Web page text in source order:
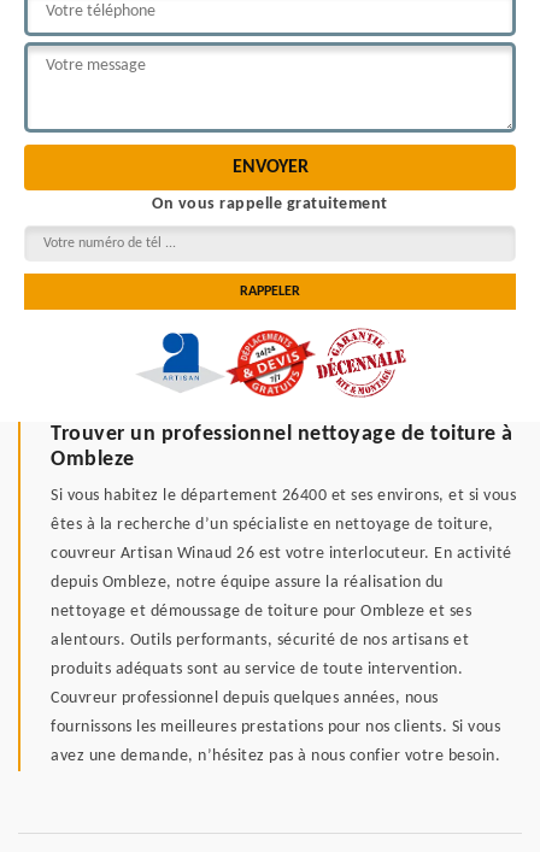
On vous rappelle gratuitement
Trouver un professionnel nettoyage de toiture à
Ombleze
Si vous habitez le département 26400 et ses environs, et si vous
êtes à la recherche d’un spécialiste en nettoyage de toiture,
couvreur Artisan Winaud 26 est votre interlocuteur. En activité
depuis Ombleze, notre équipe assure la réalisation du
nettoyage et démoussage de toiture pour Ombleze et ses
alentours. Outils performants, sécurité de nos artisans et
produits adéquats sont au service de toute intervention.
Couvreur professionnel depuis quelques années, nous
fournissons les meilleures prestations pour nos clients. Si vous
avez une demande, n’hésitez pas à nous confier votre besoin.